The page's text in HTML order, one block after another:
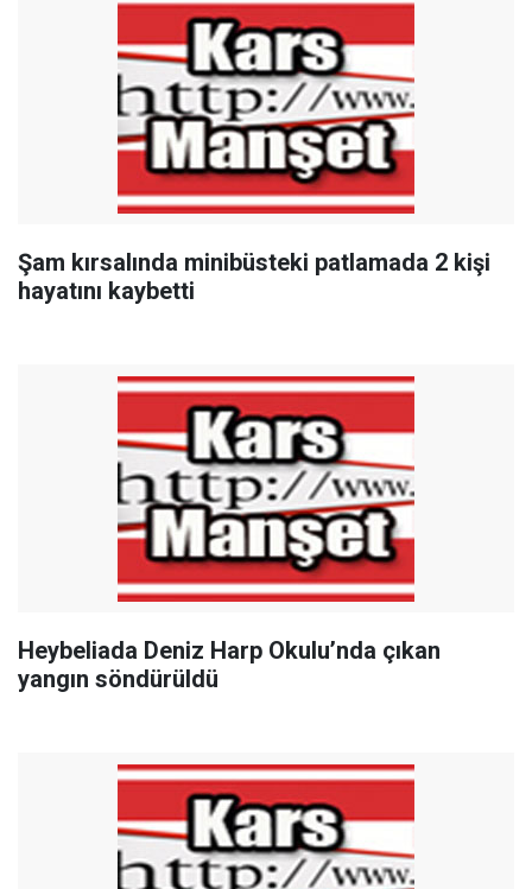
Şam kırsalında minibüsteki patlamada 2 kişi
hayatını kaybetti
Heybeliada Deniz Harp Okulu’nda çıkan
yangın söndürüldü